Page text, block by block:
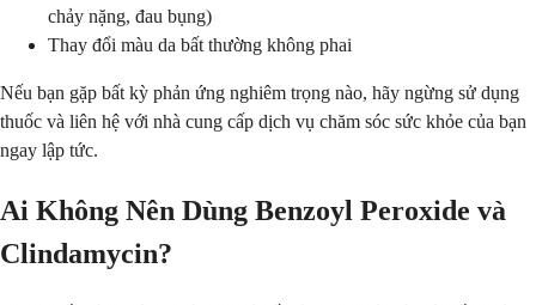
chảy nặng, đau bụng)
Thay đổi màu da bất thường không phai
Nếu bạn gặp bất kỳ phản ứng nghiêm trọng nào, hãy ngừng sử dụng
thuốc và liên hệ với nhà cung cấp dịch vụ chăm sóc sức khỏe của bạn
ngay lập tức.
Ai Không Nên Dùng Benzoyl Peroxide và
Clindamycin?